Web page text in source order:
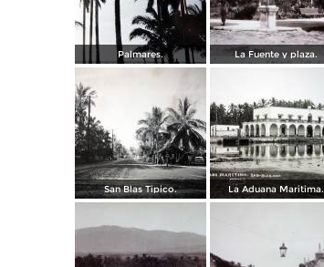
Palmares. La Fuente y plaza.
San Blas Tipico. La Aduana Maritima.